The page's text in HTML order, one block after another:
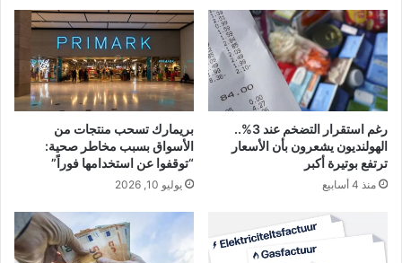
رغم استقرار التضخم عند 3%..
الهولنديون يشعرون بأن الأسعار
ترتفع بوتيرة أكبر
منذ 4 أسابيع
بريمارك تسحب منتجات من
الأسواق بسبب مخاطر صحية:
“توقفوا عن استخدامها فوراً”
يوليو 10, 2026